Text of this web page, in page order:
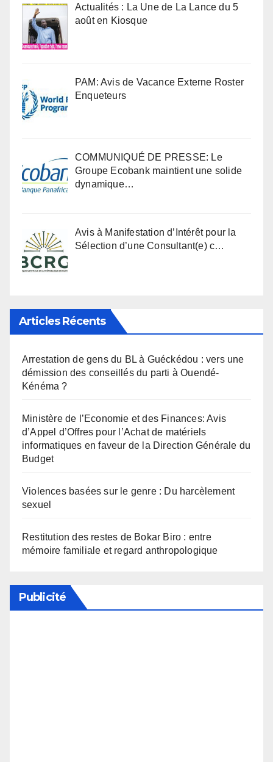
Actualités : La Une de La Lance du 5
août en Kiosque
PAM: Avis de Vacance Externe Roster
Enqueteurs
COMMUNIQUÉ DE PRESSE: Le
Groupe Ecobank maintient une solide
dynamique…
Avis à Manifestation d’Intérêt pour la
Sélection d’une Consultant(e) c…
Articles Récents
Arrestation de gens du BL à Guéckédou : vers une
démission des conseillés du parti à Ouendé-
Kénéma ?
Ministère de l’Economie et des Finances: Avis
d’Appel d’Offres pour l’Achat de matériels
informatiques en faveur de la Direction Générale du
Budget
Violences basées sur le genre : Du harcèlement
sexuel
Restitution des restes de Bokar Biro : entre
mémoire familiale et regard anthropologique
Publicité